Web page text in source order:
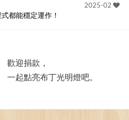
2025-02
都能穩定運作！
歡迎捐款，
一起點亮布丁光明燈吧。